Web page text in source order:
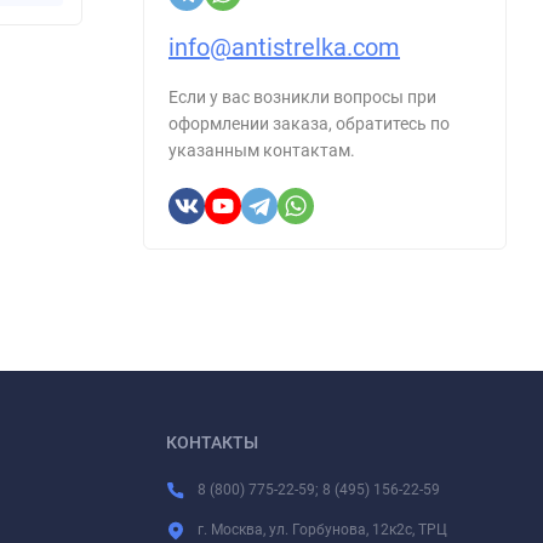
info@antistrelka.com
Если у вас возникли вопросы при
оформлении заказа, обратитесь по
указанным контактам.
КОНТАКТЫ
8 (800) 775-22-59; 8 (495) 156-22-59
г. Москва, ул. Горбунова, 12к2с, ТРЦ